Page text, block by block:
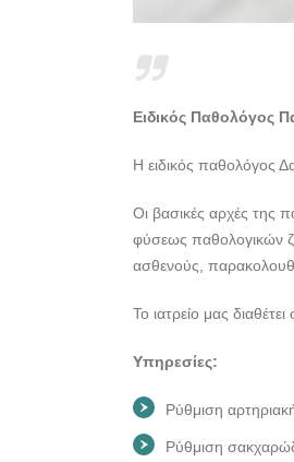
Ειδικός Παθολόγος
Η ειδικός παθολόγος
Οι βασικές αρχές της
φύσεως παθολογικών
ασθενούς,
Το ιατρείο μας
Υπηρεσίες:
Ρύθμιση
Ρύθμιση